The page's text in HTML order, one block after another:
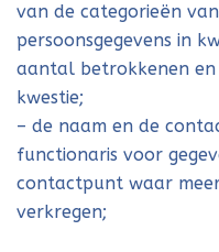
van de categorieën
persoonsgegevens in
aantal betrokkenen en
kwestie;
– de naam en de
functionaris voor
contactpunt waar
verkregen;